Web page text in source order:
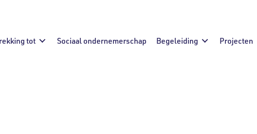
tot Sociaal ondernemerschap Begeleiding Projecten